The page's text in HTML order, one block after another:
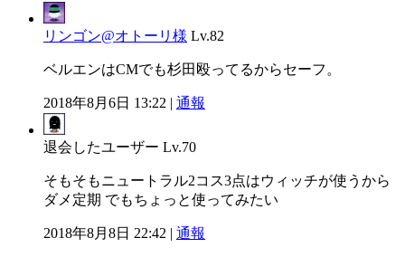
リンゴン@オトーリ様 Lv.82
ベルエンはCMでも杉田殴ってるからセーフ。
2018年8月6日 13:22 | 通報
退会したユーザー Lv.70
そもそもニュートラル2コス3点はウィッチが使うから
ダメ定期 でもちょっと使ってみたい
2018年8月8日 22:42 | 通報